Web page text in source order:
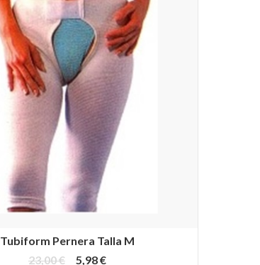
Tubiform Pernera Talla M
23,00 €
5,98 €